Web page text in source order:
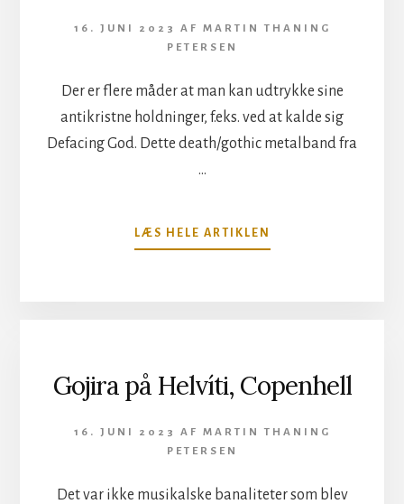
16. JUNI 2023 AF MARTIN THANING
PETERSEN
Der er flere måder at man kan udtrykke sine
antikristne holdninger, f.eks. ved at kalde sig
Defacing God. Dette death/gothic metalband fra
…
LÆS HELE ARTIKLEN
DEFACING
Gojira på Helvíti, Copenhell
16. JUNI 2023 AF MARTIN THANING
PETERSEN
Det var ikke musikalske banaliteter som blev